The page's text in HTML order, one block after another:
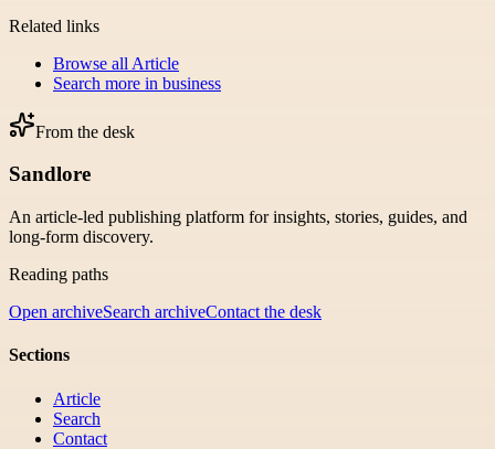
Related links
Browse all Article
Search more in business
From the desk
Sandlore
An article-led publishing platform for insights, stories, guides, and
long-form discovery.
Reading paths
Open archiveSearch archiveContact the desk
Sections
Article
Search
Contact